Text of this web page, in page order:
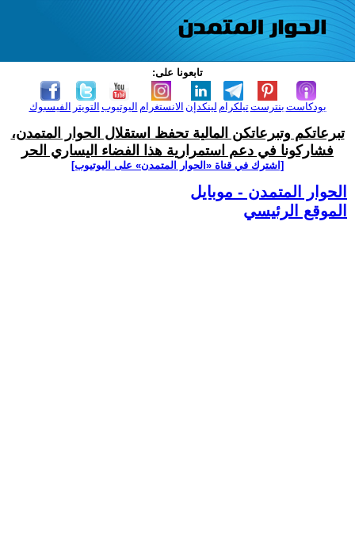
تابعونا على:
الفيسبوك التويتر اليوتيوب الانستغرام لينكدإن تيلكرامبنترست بودكاست
تبرعاتكم وتبرعاتكن المالية تحفظ استقلال الحوار المتمدن،
فشاركونا في دعم استمرارية هذا الفضاء اليساري الحر
[اشترك في قناة ‫«الحوار المتمدن» على اليوتيوب]
الحوار المتمدن - موبايل
الموقع الرئيسي